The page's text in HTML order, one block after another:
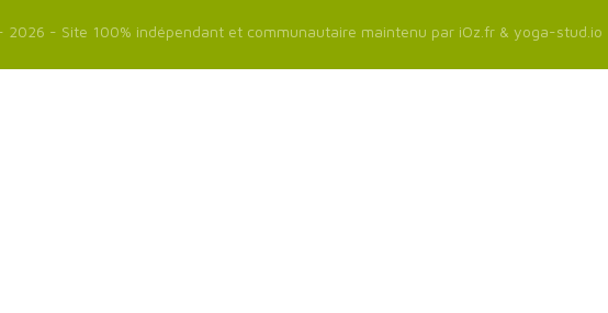
2026 - Site 100% indépendant et communautaire maintenu par iOz.fr & yoga-stud.io